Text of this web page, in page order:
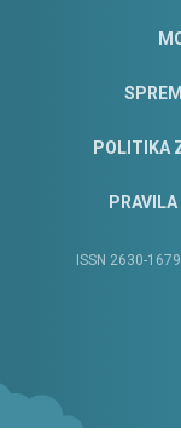
POLITIKA
ISSN 2630-